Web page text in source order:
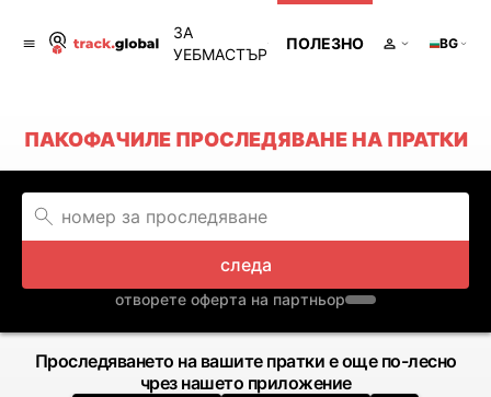
ЗА
УЕБМАСТЪР
ПОЛЕЗНО BG
ПАКОФАЧИЛЕ ПРОСЛЕДЯВАНЕ НА ПРАТКИ
следа
отворете оферта на партньор
Проследяването на вашите пратки е още по-лесно
чрез нашето приложение